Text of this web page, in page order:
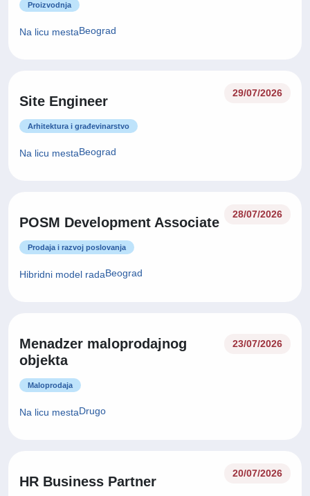
Proizvodnja
Na licu mestaBeograd
Site Engineer
29/07/2026
Arhitektura i građevinarstvo
Na licu mestaBeograd
POSM Development Associate
28/07/2026
Prodaja i razvoj poslovanja
Hibridni model radaBeograd
Menadzer maloprodajnog
objekta
23/07/2026
Maloprodaja
Na licu mestaDrugo
HR Business Partner
20/07/2026